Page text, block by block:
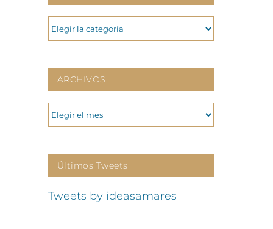
CATEGORIAS
ARCHIVOS
ARCHIVOS
Últimos Tweets
Tweets by ideasamares